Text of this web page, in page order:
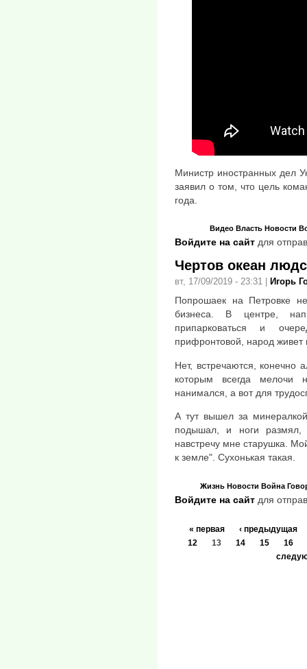
Министр иностранных дел
заявил о том, что цель
года.
Видео Власть Новости
Войдите на сайт для
Чертов океан
вт, 17/09/2019 - 23:31 Игорь
Попрошаек на Петровке
бизнеса. В центре,
припарковаться и
прифронтовой, народ
Нет, встречаются, конечно
которым всегда мелочи
нанимался, а вот для
А тут вышел за
подышал, и ноги
навстречу мне старушка.
к земле". Сухонькая такая.
Жизнь Новости Война
Войдите на сайт для
« первая
‹ предыдущая
12
13 14 15
16